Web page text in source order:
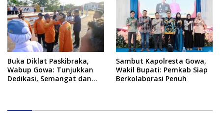
Buka Diklat Paskibraka,
Wabup Gowa: Tunjukkan
Dedikasi, Semangat dan
Sambut Kapolresta Gowa,
Wakil Bupati: Pemkab Siap
Berkolaborasi Penuh